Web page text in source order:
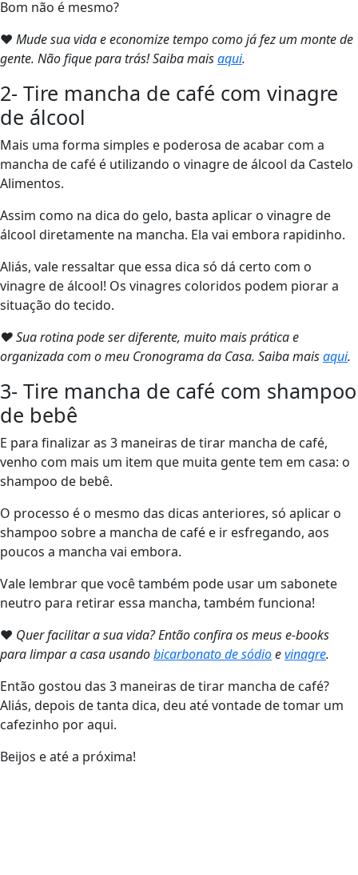
Bom não é mesmo?
❤ Mude sua vida e economize tempo como já fez um monte de
gente. Não fique para trás! Saiba maisaqui.
2- Tire mancha de café com vinagre
de álcool
Mais uma forma simples e poderosa de acabar com a
mancha de café é utilizando o vinagre de álcool da Castelo
Alimentos.
Assim como na dica do gelo, basta aplicar o vinagre de
álcool diretamente na mancha. Ela vai embora rapidinho.
Aliás, vale ressaltar que essa dica só dá certo com o
vinagre de álcool! Os vinagres coloridos podem piorar a
situação do tecido.
❤ Sua rotina pode ser diferente, muito mais prática e
organizada com o meu Cronograma da Casa. Saiba maisaqui.
3- Tire mancha de café com shampoo
de bebê
E para finalizar as 3 maneiras de tirar mancha de café,
venho com mais um item que muita gente tem em casa: o
shampoo de bebê.
O processo é o mesmo das dicas anteriores, só aplicar o
shampoo sobre a mancha de café e ir esfregando, aos
poucos a mancha vai embora.
Vale lembrar que você também pode usar um sabonete
neutro para retirar essa mancha, também funciona!
❤ Quer facilitar a sua vida? Então confira os meus e-books
para limpar a casa usandobicarbonatode sódioevinagre.
Então gostou das 3 maneiras de tirar mancha de café?
Aliás, depois de tanta dica, deu até vontade de tomar um
cafezinho por aqui.
Beijos e até a próxima!